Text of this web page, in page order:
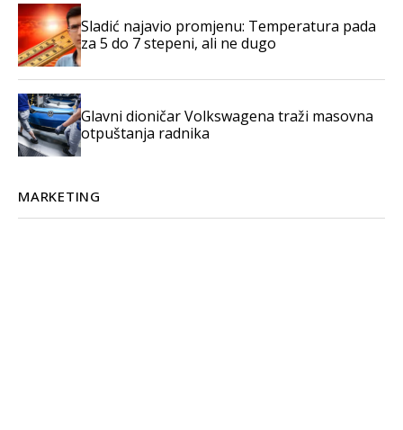
Sladić najavio promjenu: Temperatura pada
za 5 do 7 stepeni, ali ne dugo
Glavni dioničar Volkswagena traži masovna
otpuštanja radnika
MARKETING